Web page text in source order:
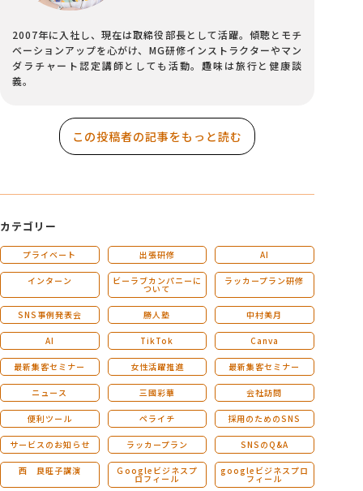
2007年に入社し、現在は取締役部長として活躍。傾聴とモチ
ベーションアップを心がけ、MG研修インストラクターやマン
ダラチャート認定講師としても活動。趣味は旅行と健康談
義。
この投稿者の記事をもっと読む
カテゴリー
プライベート 出張研修 AI
インターン ビーラブカンパニーに
ついて
ラッカープラン研修
SNS事例発表会 勝人塾 中村美月
AI TikTok Canva
最新集客セミナー 女性活躍推進 最新集客セミナー
ニュース 三國彩華 会社訪問
便利ツール ペライチ 採用のためのSNS
サービスのお知らせ ラッカープラン SNSのQ&A
西 良旺子講演 Ｇoogleビジネスプ
ロフィール
googleビジネスプロ
フィール